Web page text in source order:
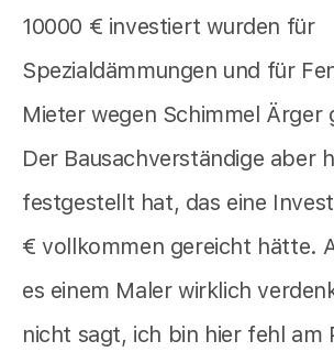
10000 € investiert wurden für
Spezialdämmungen und für
Mieter wegen Schimmel Ärger
Der Bausachverständige aber
festgestellt hat, das eine
€ vollkommen gereicht hätte.
es einem Maler wirklich
nicht sagt, ich bin hier fehl am